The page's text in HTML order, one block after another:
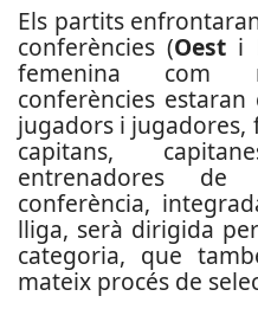
Els partits
conferències (Oest i
femenina com
conferències
jugadors i
capitans,
entrenadores
conferència,
lliga, serà dirigida
categoria, que
mateix procés de